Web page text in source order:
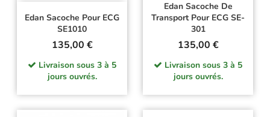
Edan Sacoche Pour ECG
SE1010
Prix
135,00 €
Livraison sous 3 à 5
jours ouvrés.
Edan Sacoche De
Transport Pour ECG SE-
301
Prix
135,00 €
Livraison sous 3 à 5
jours ouvrés.